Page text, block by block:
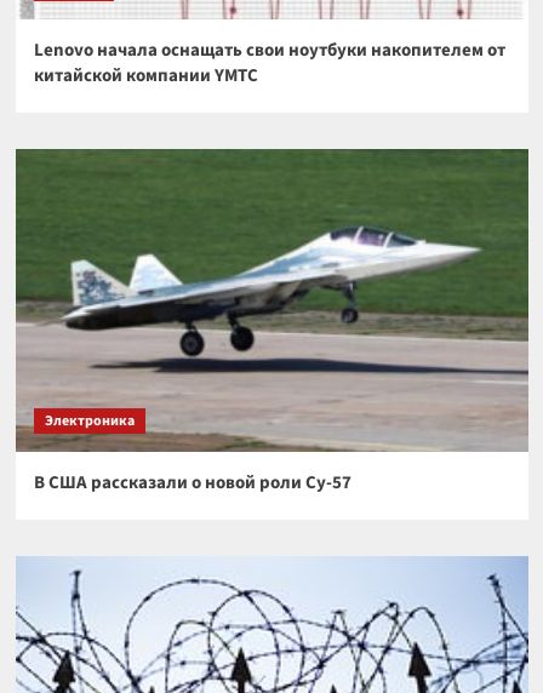
Lenovo начала оснащать свои ноутбуки накопителем от
китайской компании YMTC
Электроника
В США рассказали о новой роли Су-57